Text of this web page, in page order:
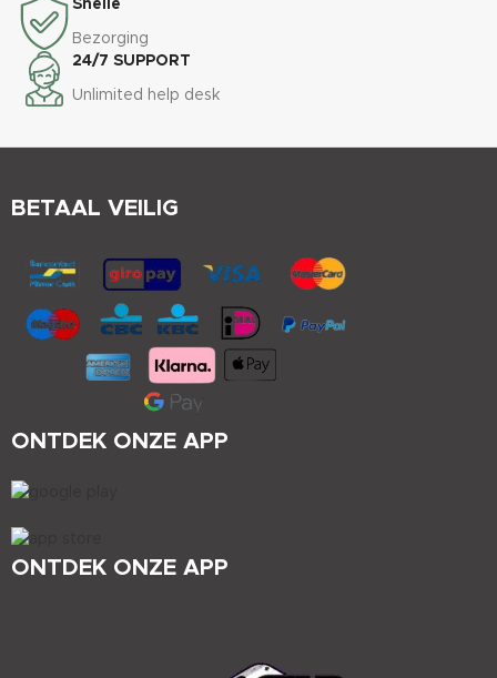
Snelle
Bezorging
24/7 SUPPORT
Unlimited help desk
ONTDEK ONZE APP
ONTDEK ONZE APP
BETAAL VEILIG